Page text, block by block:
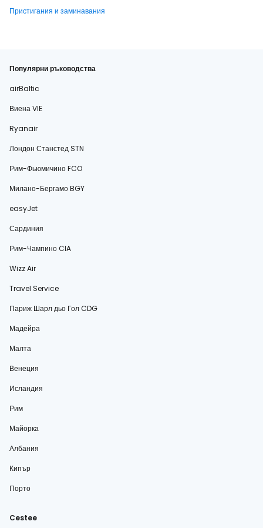
Пристигания и заминавания
Популярни ръководства
airBaltic
Виена VIE
Ryanair
Лондон Станстед STN
Рим-Фьюмичино FCO
Милано-Бергамо BGY
easyJet
Сардиния
Рим-Чампино CIA
Wizz Air
Travel Service
Париж Шарл дьо Гол CDG
Мадейра
Малта
Венеция
Исландия
Рим
Майорка
Албания
Кипър
Порто
Cestee